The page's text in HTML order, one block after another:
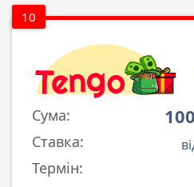
10
Сума:
Ставка:
Термін: